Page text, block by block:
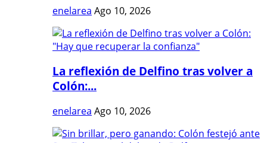
enelarea Ago 10, 2026
La reflexión de Delfino tras volver a
Colón:...
enelarea Ago 10, 2026